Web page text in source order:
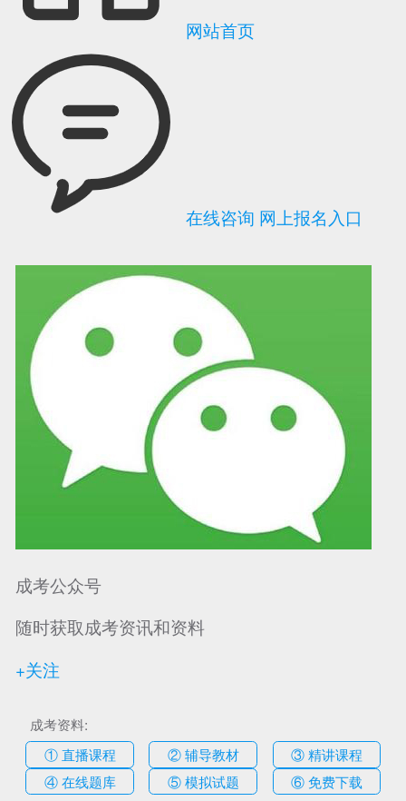
可信网站信用评 网络警察提醒你 诚信网站
网站首页
在线咨询 网上报名入口
成考公众号
随时获取成考资讯和资料
+关注
成考资料:
① 直播课程
② 辅导教材
③ 精讲课程
④ 在线题库
⑤ 模拟试题 ⑥ 免费下载